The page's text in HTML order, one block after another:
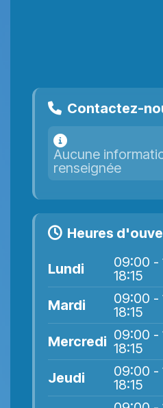
Contactez-
Aucune
renseignée
Heures
Lundi
09:00 -
18:15
Mardi
09:00 -
18:15
Mercredi 09:00 -
18:15
Jeudi
09:00 -
18:15